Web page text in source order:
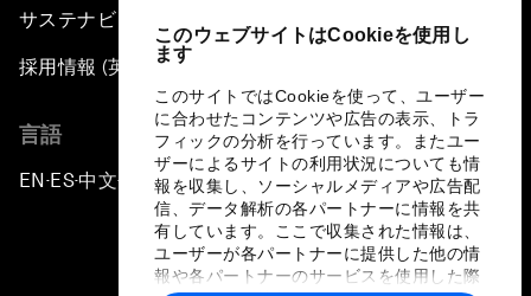
このウェブサイトはCookieを使用し
ます
このサイトではCookieを使って、ユーザー
に合わせたコンテンツや広告の表示、トラ
フィックの分析を行っています。またユー
ザーによるサイトの利用状況についても情
報を収集し、ソーシャルメディアや広告配
信、データ解析の各パートナーに情報を共
有しています。ここで収集された情報は、
ユーザーが各パートナーに提供した他の情
報や各パートナーのサービスを使用した際
サステナビリティへの取り組み
採用情報 (英語のみ)
言語
EN ▪ES▪中文▪ 日本語